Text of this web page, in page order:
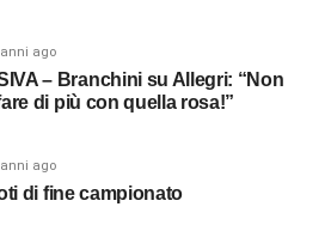
ago
– Branchini su Allegri: “Non
di più con quella rosa!”
ago
di fine campionato